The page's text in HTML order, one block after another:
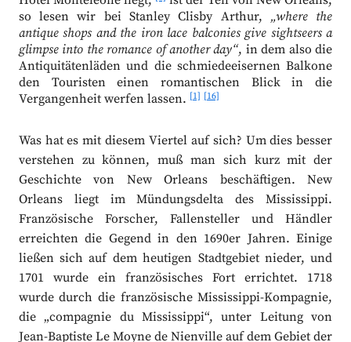
so lesen wir bei Stanley Clisby Arthur, „where the
antique shops and the iron lace balconies give sightseers a
glimpse into the romance of another day“, in dem also die
Antiquitätenläden und die schmiedeeisernen Balkone
den Touristen einen romantischen Blick in die
Vergangenheit werfen lassen.[1] [16]
Was hat es mit diesem Viertel auf sich? Um dies besser
verstehen zu können, muß man sich kurz mit der
Geschichte von New Orleans beschäftigen. New
Orleans liegt im Mündungsdelta des Mississippi.
Französische Forscher, Fallensteller und Händler
erreichten die Gegend in den 1690er Jahren. Einige
ließen sich auf dem heutigen Stadtgebiet nieder, und
1701 wurde ein französisches Fort errichtet. 1718
wurde durch die französische Mississippi-Kompagnie,
die „compagnie du Mississippi“, unter Leitung von
Jean-Baptiste Le Moyne de Nienville auf dem Gebiet der